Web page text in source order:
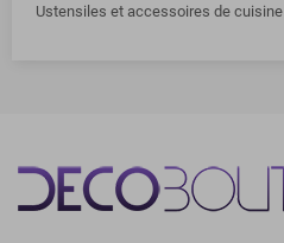
Ustensiles et accessoires de cuisine